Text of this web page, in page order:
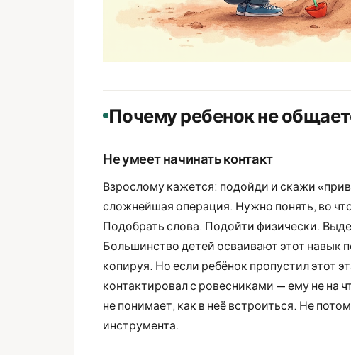
Почему ребенок не
Не умеет начинать контакт
Взрослому кажется: подойди и скажи
сложнейшая операция. Нужно понять, во
Подобрать слова. Подойти физически.
Большинство детей осваивают этот навык
копируя. Но если ребёнок пропустил этот
контактировал с ровесниками — ему не на
не понимает, как в неё встроиться. Не
инструмента.